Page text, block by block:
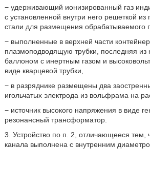
− удерживающий ионизированный газ
с установленной внутри него решеткой
стали для размещения обрабатываемого
− выполненные в верхней части
плазмоподводящую трубки, последняя из
баллоном с инертным газом и
виде кварцевой трубки,
− в разряднике размещены два
игольчатых электрода из вольфрама на
− источник высокого напряжения в виде
резонансный трансформатор.
3. Устройство по п. 2, отличающееся тем,
канала выполнена с внутренним